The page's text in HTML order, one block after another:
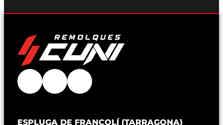
ESPLUGA DE FRANCOLÍ (TARRAGONA)